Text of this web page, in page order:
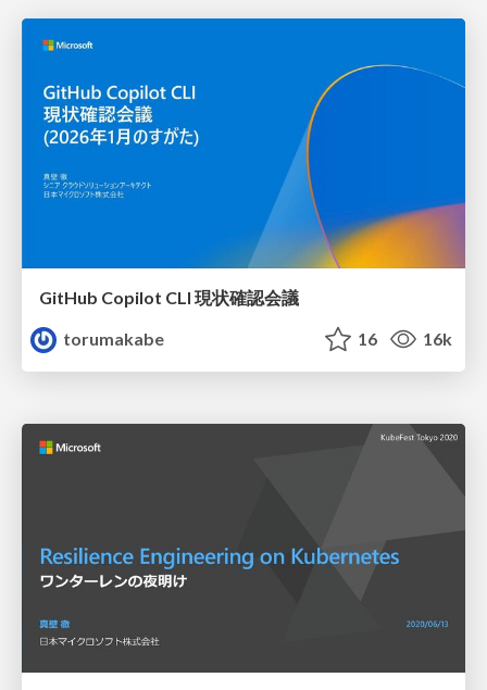
GitHub Copilot CLI 現状確認会議
torumakabe
16 16k